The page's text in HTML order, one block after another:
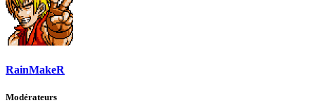
RainMakeR
Modérateurs